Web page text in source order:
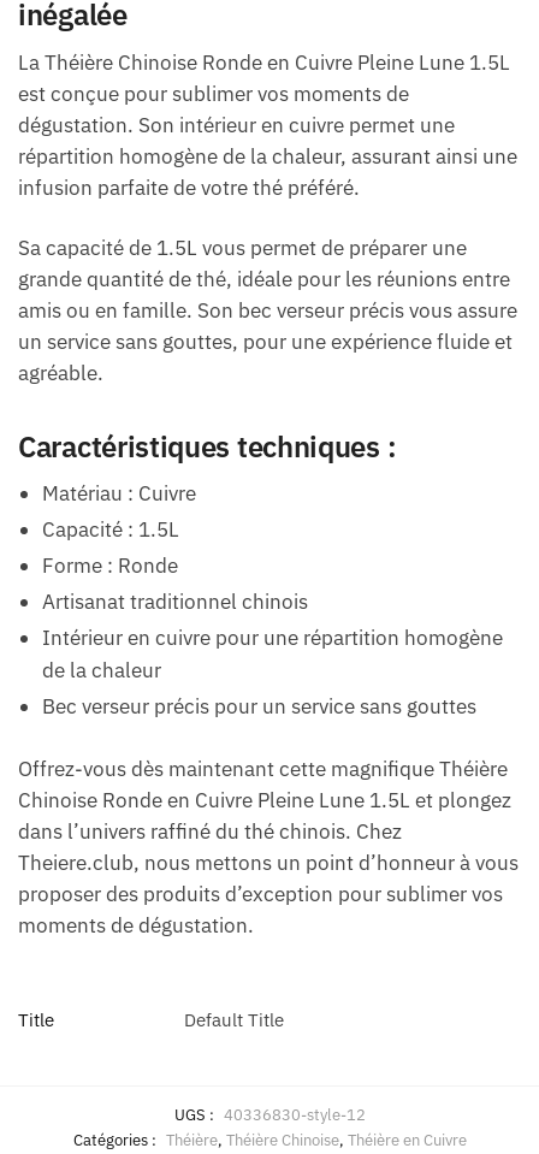
inégalée
La Théière Chinoise Ronde en Cuivre Pleine Lune 1.5L
est conçue pour sublimer vos moments de
dégustation. Son intérieur en cuivre permet une
répartition homogène de la chaleur, assurant ainsi une
infusion parfaite de votre thé préféré.
Sa capacité de 1.5L vous permet de préparer une
grande quantité de thé, idéale pour les réunions entre
amis ou en famille. Son bec verseur précis vous assure
un service sans gouttes, pour une expérience fluide et
agréable.
Caractéristiques techniques :
Matériau : Cuivre
Capacité : 1.5L
Forme : Ronde
Artisanat traditionnel chinois
Intérieur en cuivre pour une répartition homogène
de la chaleur
Bec verseur précis pour un service sans gouttes
Offrez-vous dès maintenant cette magnifique Théière
Chinoise Ronde en Cuivre Pleine Lune 1.5L et plongez
dans l’univers raffiné du thé chinois. Chez
Theiere.club, nous mettons un point d’honneur à vous
proposer des produits d’exception pour sublimer vos
moments de dégustation.
Title Default Title
UGS : 40336830-style-12
Catégories : Théière, Théière Chinoise, Théière en Cuivre